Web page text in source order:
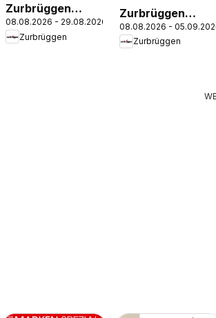
Zurbrüggen
Mitnahme Möbel
08.08.2026 - 29.08.2026
Zurbrüggen
Zurbrüggen
Wohnprogramm
Camron oder
08.08.2026 -
Zurbrüggen